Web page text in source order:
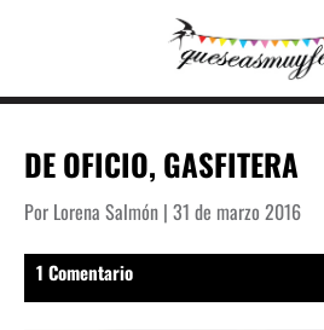
DE OFICIO, GASFITERA
Por Lorena Salmón | 31 de marzo 2016
1 Comentario